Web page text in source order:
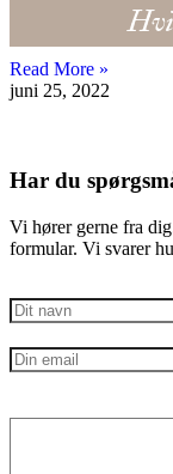
Read More »
juni 25, 2022
Har du
Vi hører gerne fra
formular. Vi svarer